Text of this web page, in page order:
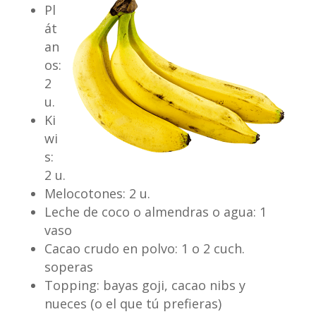
Pl
át
an
os:
2
u.
Ki
wi
s:
2 u.
Melocotones: 2 u.
Leche de coco o almendras o agua: 1
vaso
Cacao crudo en polvo: 1 o 2 cuch.
soperas
Topping: bayas goji, cacao nibs y
nueces (o el que tú prefieras)